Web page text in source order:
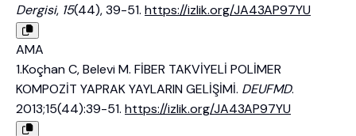
Dergisi, 15(44), 39-51. https://izlik.org/JA43AP97YU
AMA
1.Koçhan C, Belevi M. FİBER TAKVİYELİ POLİMER
KOMPOZİT YAPRAK YAYLARIN GELİŞİMİ. DEUFMD.
2013;15(44):39-51. https://izlik.org/JA43AP97YU